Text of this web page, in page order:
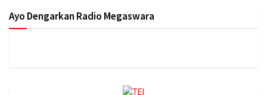
Ayo Dengarkan Radio Megaswara